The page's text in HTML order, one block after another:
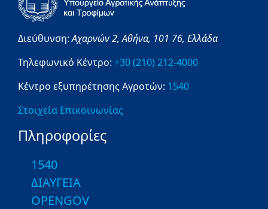
Διεύθυνση:Αχαρνών 2,Αθήνα, 101 76, Ελλάδα
Τηλεφωνικό Κέντρο: +30 (210) 212-4000
Κέντρο εξυπηρέτησης Αγροτών: 1540
Στοιχεία Επικοινωνίας
Πληροφορίες
1540
ΔΙΑΥΓΕΙΑ
OPENGOV